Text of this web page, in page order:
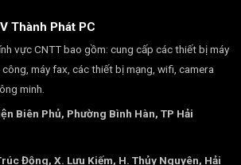
Thành Phát PC
vực CNTT bao gồm: cung cấp các thiết bị máy
công, máy fax, các thiết bị mạng, wifi, camera
minh.
Biên Phủ, Phường Bình Hàn, TP Hải
Động, X. Lưu Kiếm, H. Thủy Nguyên, Hải